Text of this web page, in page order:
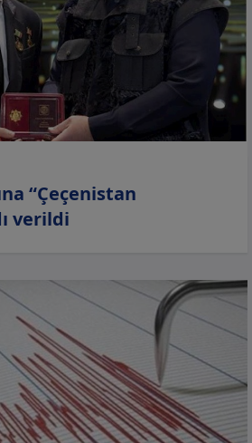
“Çeçenistan
verildi